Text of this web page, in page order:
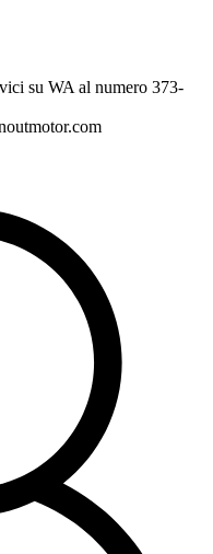
su WA al numero 373-